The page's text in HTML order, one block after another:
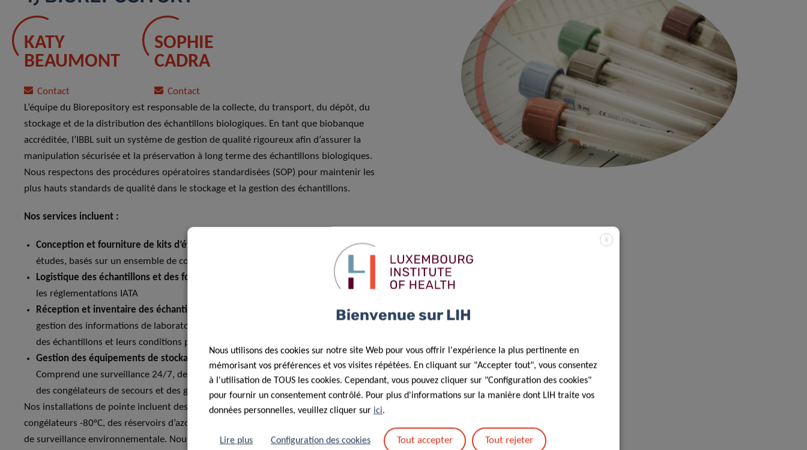
KATY
BEAUMONT
Contact
SOPHIE
CADRA
Contact
L’équipe du Biorepository est responsable de la collecte, du transport, du dépôt, du
stockage et de la distribution des échantillons biologiques. En tant que biobanque
accréditée, l’IBBL suit un système de gestion de qualité rigoureux afin d’assurer la
manipulation sécurisée et la préservation à long terme des échantillons biologiques.
Nous respectons des procédures opératoires standardisées (SOP) pour maintenir les
plus hauts standards de qualité dans le stockage et la gestion des échantillons.
Nos services incluent :
Conception et fourniture de kits d’étude :
Adaptés aux besoins spécifiques de vos
études, basés sur un ensemble de consommables validés
Logistique des échantillons et des fournitures liées aux études :
En conformité avec
les réglementations IATA
Réception et inventaire des échantillons biologiques :
Gérés dans notre système de
gestion des informations de laboratoire (LIMS) pour garantir la traçabilité complète
des échantillons et leurs conditions pré-analytiques
Gestion des équipements de stockage et surveillance environnementale :
Comprend une surveillance 24/7, des systèmes d’alarme, du personnel d’astreinte,
des congélateurs de secours et des générateurs
Nos installations de pointe incluent des chambres froides (+4°C et -20°C), des
congélateurs -80°C, des réservoirs d’azote liquide (LN2) et des systèmes indépendants
de surveillance environnementale. Nous garantissons des conditions de stockage
X
Bienvenue sur LIH
Nous utilisons des cookies sur notre site Web pour vous offrir l'expérience la plus pertinente en
mémorisant vos préférences et vos visites répétées. En cliquant sur "Accepter tout", vous consentez
à l'utilisation de TOUS les cookies. Cependant, vous pouvez cliquer sur "Configuration des cookies"
pour fournir un consentement contrôlé. Pour plus d'informations sur la manière dont LIH traite vos
données personnelles, veuillez cliquer sur ici.
Lire plus Configuration des cookies Tout accepter Tout rejeter